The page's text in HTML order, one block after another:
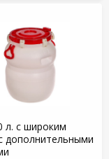
л. с широким
дополнительными